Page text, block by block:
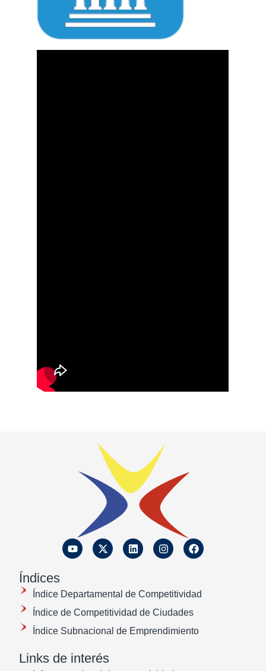
Índices
Índice Departamental de Competitividad
Índice de Competitividad de Ciudades
Índice Subnacional de Emprendimiento
Links de interés